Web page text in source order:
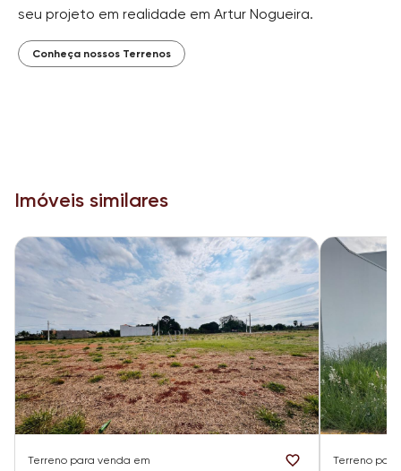
seu projeto em realidade em Artur Nogueira.
Conheça nossos Terrenos
Imóveis similares
Terreno para venda em Terreno